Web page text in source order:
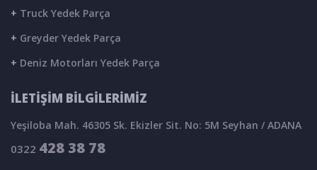
+ Truck Yedek Parça
+ Greyder Yedek Parça
+ Deniz Motorları Yedek Parça
İLETİŞİM BİLGİLERİMİZ
Yeşiloba Mah. 46305 Sk. Ekizler Sit. No: 5M Seyhan / ADANA
0322 428 38 78